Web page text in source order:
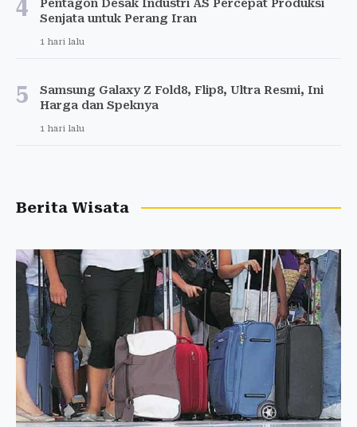
4
Pentagon Desak Industri AS Percepat Produksi
Senjata untuk Perang Iran
1 hari lalu
5
Samsung Galaxy Z Fold8, Flip8, Ultra Resmi, Ini
Harga dan Speknya
1 hari lalu
Berita Wisata